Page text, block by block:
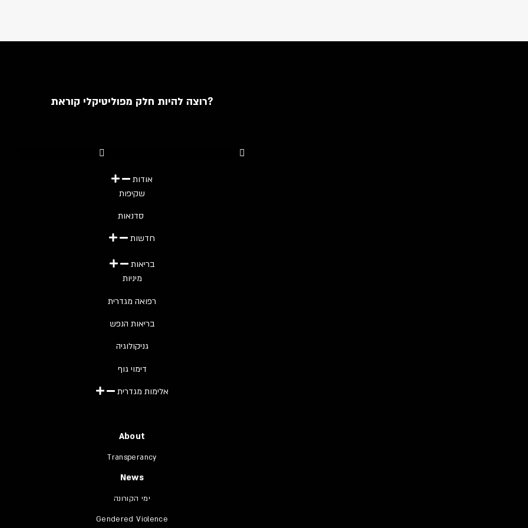
רוצה להיות חלק מפוליטיקלי קוראת?
אודות
שקיפות
סדנאות
חדשות
בריאות
מיניות
רפואה מגדרית
בריאות הנפש
גניקולוגיה
דימוי גוף
אלימות מגדרית
About
Transperancy
News
ימי הקורונה
Gendered Violence